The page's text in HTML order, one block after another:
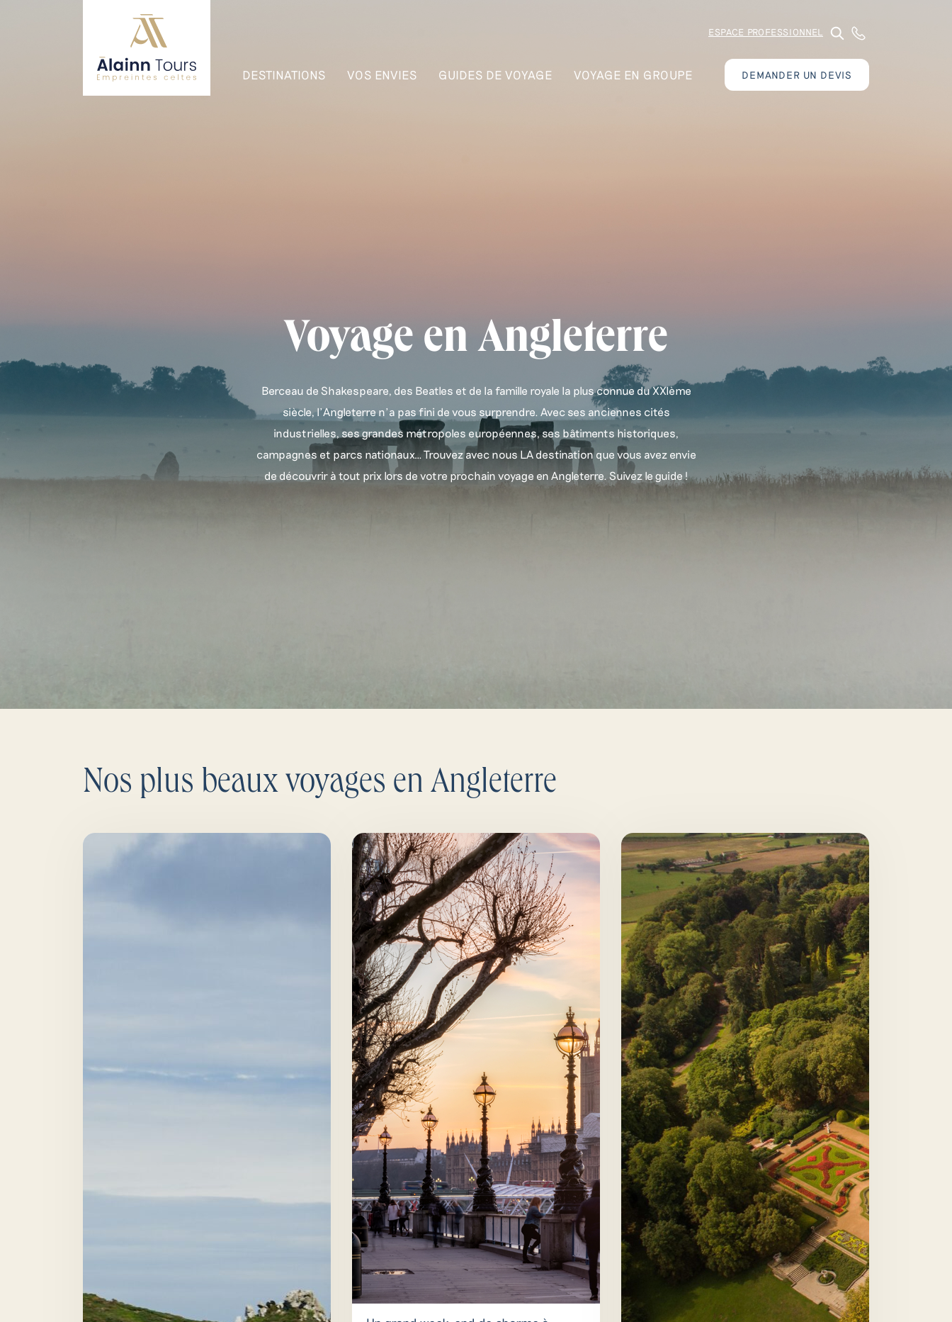
ESPACE PROFESSIONNEL
DESTINATIONS VOS ENVIES GUIDES DE VOYAGE VOYAGE EN GROUPE DEMANDER UN DEVIS
Voyage en Angleterre
Berceau de Shakespeare, des Beatles et de la famille royale la plus connue du XXIème
siècle, l’Angleterre n’a pas fini de vous surprendre. Avec ses anciennes cités
industrielles, ses grandes métropoles européennes, ses bâtiments historiques,
campagnes et parcs nationaux… Trouvez avec nous LA destination que vous avez envie
de découvrir à tout prix lors de votre prochain voyage en Angleterre. Suivez le guide !
Nos plus beaux voyages en Angleterre